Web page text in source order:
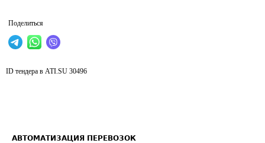
Поделиться
ID тендера в ATI.SU 30496
АВТОМАТИЗАЦИЯ ПЕРЕВОЗОК